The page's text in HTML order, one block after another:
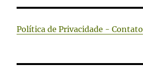
Política de Privacidade - Contato